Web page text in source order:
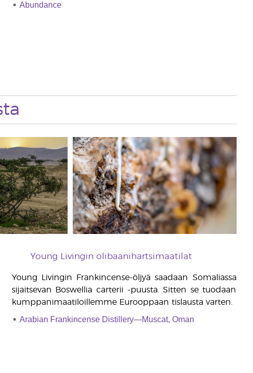
Abundance
Young Livingin olibaanihartsimaatilat
Young Livingin Frankincense-öljyä saadaan Somaliassa
sijaitsevan Boswellia carterii -puusta. Sitten se tuodaan
kumppanimaatiloillemme Eurooppaan tislausta varten.
Arabian Frankincense Distillery—Muscat, Oman